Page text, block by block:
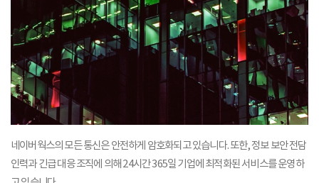
네이버웍스의 모든 통신은 안전하게 암호화되고 있습니다.또한, 정보 보안 전담
인력과 긴급 대응 조직에 의해 24시간 365일 기업에 최적화된 서비스를 운영하